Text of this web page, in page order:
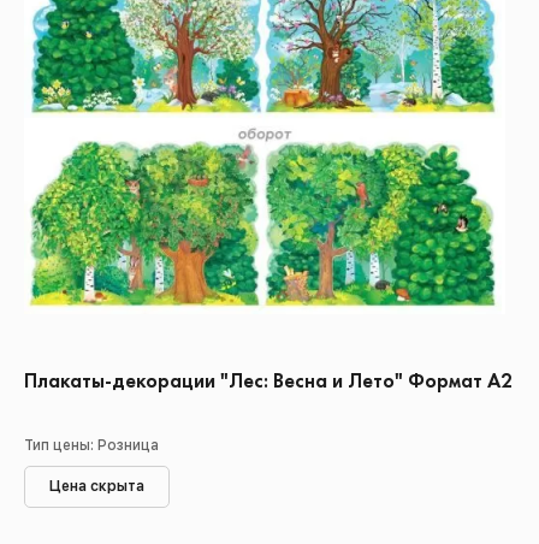
Плакаты-декорации "Лес: Весна и Лето" Формат А2
Тип цены: Розница
Цена скрыта